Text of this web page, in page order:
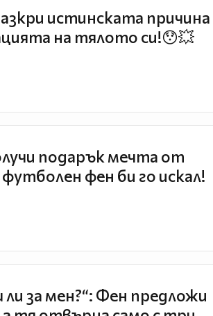
истинската причина
на тялото си!😯💥
подарък мечта от
фен би го искал!
за мен?“: Фен предложи